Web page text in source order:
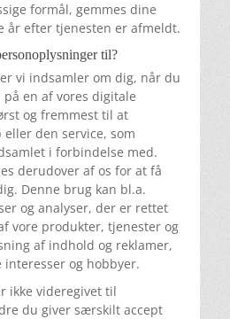
formål, gemmes dine
år efter tjenesten er afmeldt.
til?
vi indsamler om dig, når du
en af vores digitale
og fremmest til at
den service, som
i forbindelse med.
derudover af os for at få
Denne brug kan bl.a.
og analyser, der er rettet
vore produkter, tjenester og
af indhold og reklamer,
og hobbyer.
ikke videregivet til
du giver særskilt accept